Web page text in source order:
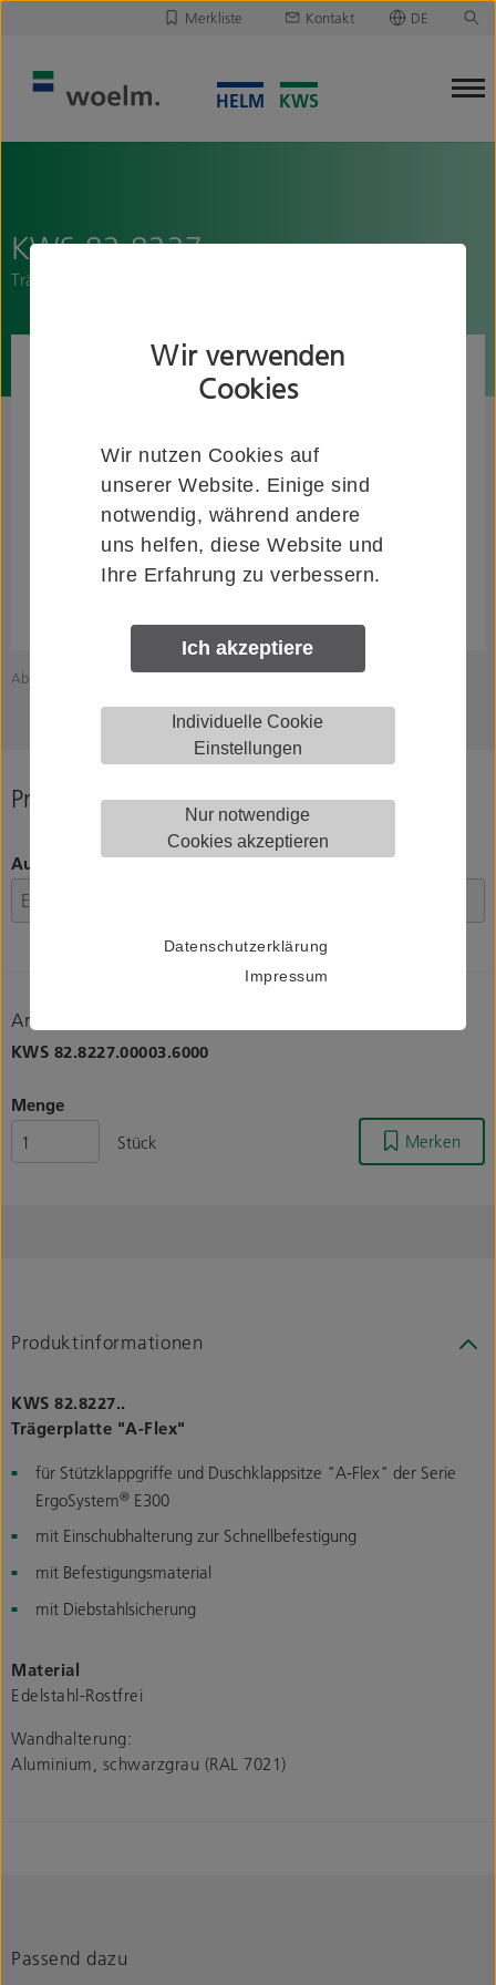
Wir verwenden
Cookies
Wir nutzen Cookies auf
unserer Website. Einige sind
notwendig, während andere
uns helfen, diese Website und
Ihre Erfahrung zu verbessern.
Ich akzeptiere
Individuelle Cookie
Einstellungen
Nur notwendige
Cookies akzeptieren
Datenschutzerklärung
Impressum
Merkliste Kontakt DE
KWS 82.8227..
Trägerplatte "A-Flex"
Abbildung zeigt KWS 82.8227.00003.6000
Produkt konfigurieren
Ausführung
Artikelnummer
KWS 82.8227.00003.6000
Menge
Stück
Merken
Produktinformationen
KWS 82.8227..
Trägerplatte "A-Flex"
für Stützklappgriffe und Duschklappsitze "A-Flex" der Serie
ErgoSystem® E300
mit Einschubhalterung zur Schnellbefestigung
mit Befestigungsmaterial
mit Diebstahlsicherung
Material
Edelstahl-Rostfrei
Wandhalterung:
Aluminium, schwarzgrau (RAL 7021)
Passend dazu